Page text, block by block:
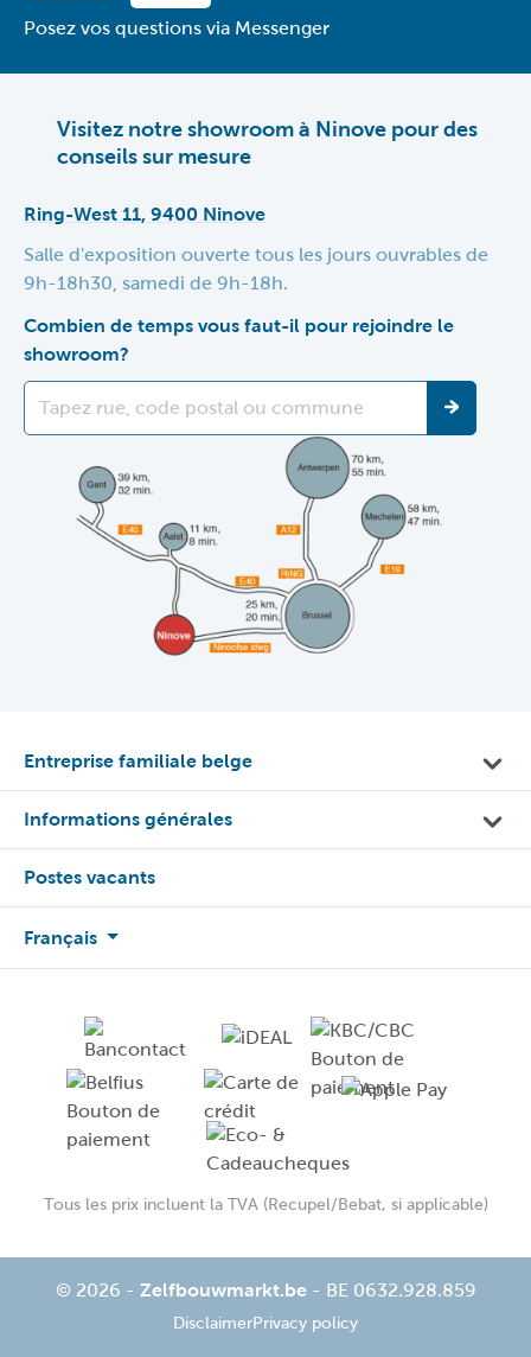
Posez vos questions via Messenger
Visitez notre showroom à Ninove pour des
conseils sur mesure
Ring-West 11, 9400 Ninove
Salle d'exposition ouverte tous les jours ouvrables de
9h-18h30, samedi de 9h-18h.
Combien de temps vous faut-il pour rejoindre le
showroom?
Entreprise familiale belge
Informations générales
Postes vacants
Français
Tous les prix incluent la TVA (Recupel/Bebat, si applicable)
© 2026 - Zelfbouwmarkt.be- BE 0632.928.859
DisclaimerPrivacy policy